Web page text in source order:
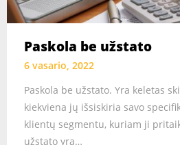
Paskola be užstato
6 vasario, 2022
Paskola be užstato. Yra keletas
kiekviena jų išsiskiria savo
klientų segmentu, kuriam ji
užstato yra…